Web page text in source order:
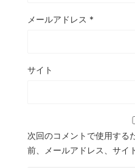
メールアドレス *
サイト
次回のコメントで使用する
前、メールアドレス、サイ